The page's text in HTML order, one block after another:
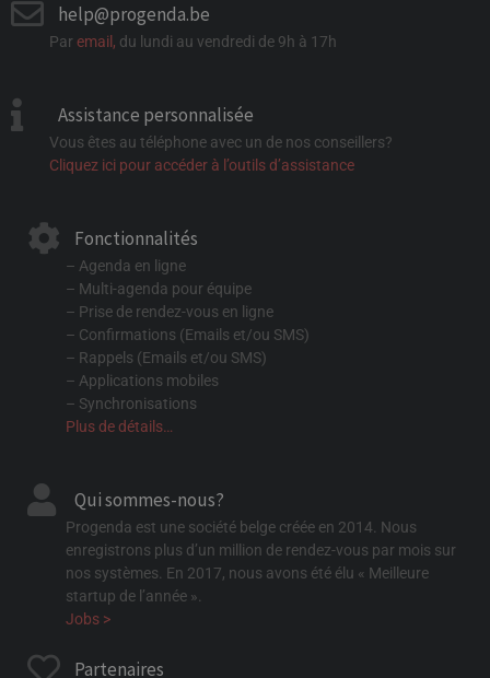
help@progenda.be
Par email , du lundi au vendredi de 9h à 17h
Assistance personnalisée
Vous êtes au téléphone avec un de nos conseillers?
Cliquez ici pour accéder à l’outils d’assistance
Fonctionnalités
– Agenda en ligne
– Multi-agenda pour équipe
– Prise de rendez-vous en ligne
– Confirmations (Emails et/ou SMS)
– Rappels (Emails et/ou SMS)
– Applications mobiles
– Synchronisations
Plus de détails…
Qui sommes-nous?
Progenda est une société belge créée en 2014. Nous
enregistrons plus d’un million de rendez-vous par mois sur
nos systèmes. En 2017, nous avons été élu « Meilleure
startup de l’année ».
Jobs >
Partenaires